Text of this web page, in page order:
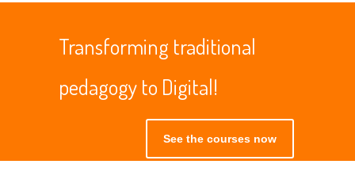
Transforming traditional
pedagogy to Digital!
See the courses now